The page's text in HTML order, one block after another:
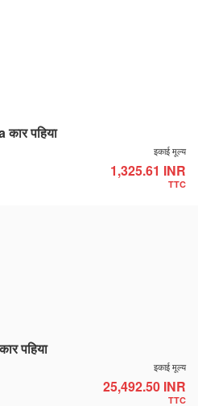
पहिया
इकाई मूल्य
1,325.61 INR
TTC
पहिया
इकाई मूल्य
25,492.50 INR
TTC